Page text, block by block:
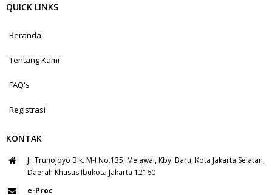
QUICK LINKS
Beranda
Tentang Kami
FAQ's
Registrasi
KONTAK
Jl. Trunojoyo Blk. M-I No.135, Melawai, Kby. Baru, Kota Jakarta Selatan,
Daerah Khusus Ibukota Jakarta 12160
e-Proc